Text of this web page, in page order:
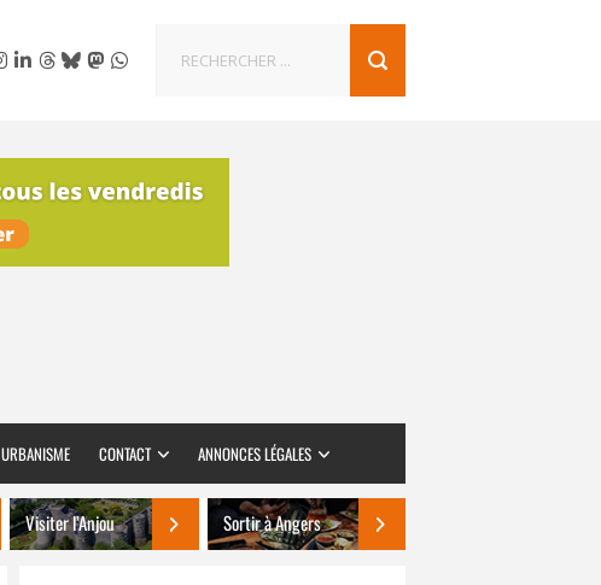
URBANISME CONTACT ANNONCES LÉGALES
Visiter l’Anjou Sortir à Angers